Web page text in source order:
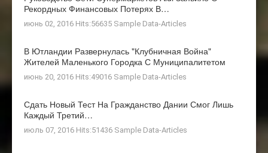
Рекордных Финансовых Потерях В…
июнь 02, 2016 Hits:56635 Sample Data-Articles
В Ютландии Развернулась "клубничная Война"
Жителей Маленького Городка С Муниципалитетом
июнь 20, 2016 Hits:49016 Sample Data-Articles
Сдать Новый Тест На Гражданство Дании Смог Лишь
Каждый Третий…
июль 07, 2016 Hits:51436 Sample Data-Articles